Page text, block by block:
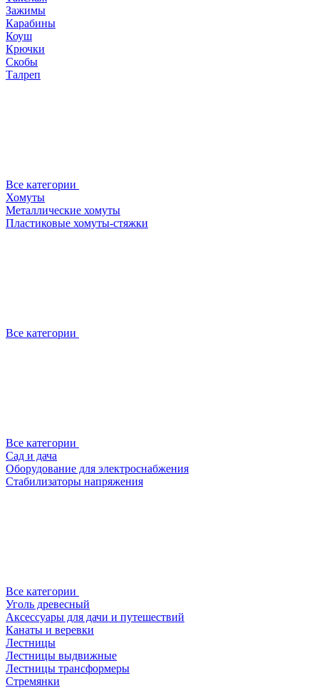
Зажимы
Карабины
Коуш
Крючки
Скобы
Талреп
Все категории
Хомуты
Металлические хомуты
Пластиковые хомуты-стяжки
Все категории
Все категории
Сад и дача
Оборудование для электроснабжения
Стабилизаторы напряжения
Все категории
Уголь древесный
Аксессуары для дачи и путешествий
Канаты и веревки
Лестницы
Лестницы выдвижные
Лестницы трансформеры
Стремянки